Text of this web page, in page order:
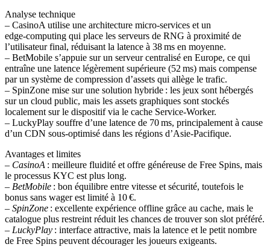
Analyse technique
– CasinoA utilise une architecture micro‑services et un
edge‑computing qui place les serveurs de RNG à proximité de
l’utilisateur final, réduisant la latence à 38 ms en moyenne.
– BetMobile s’appuie sur un serveur centralisé en Europe, ce qui
entraîne une latence légèrement supérieure (52 ms) mais compense
par un système de compression d’assets qui allège le trafic.
– SpinZone mise sur une solution hybride : les jeux sont hébergés
sur un cloud public, mais les assets graphiques sont stockés
localement sur le dispositif via le cache Service‑Worker.
– LuckyPlay souffre d’une latence de 70 ms, principalement à cause
d’un CDN sous‑optimisé dans les régions d’Asie‑Pacifique.
Avantages et limites
– CasinoA : meilleure fluidité et offre généreuse de Free Spins, mais
le processus KYC est plus long.
– BetMobile : bon équilibre entre vitesse et sécurité, toutefois le
bonus sans wager est limité à 10 €.
– SpinZone : excellente expérience offline grâce au cache, mais le
catalogue plus restreint réduit les chances de trouver son slot préféré.
– LuckyPlay : interface attractive, mais la latence et le petit nombre
de Free Spins peuvent décourager les joueurs exigeants.